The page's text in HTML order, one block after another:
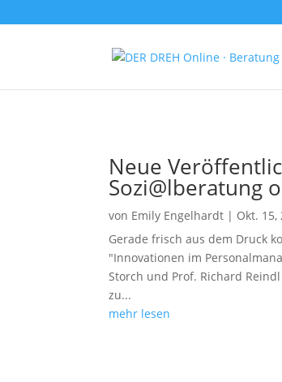
Neue
Sozi@lberatung
von Emily Engelhardt | Okt. 15,
Gerade frisch aus dem Druck
"Innovationen im
Storch und Prof. Richard
zu...
mehr lesen